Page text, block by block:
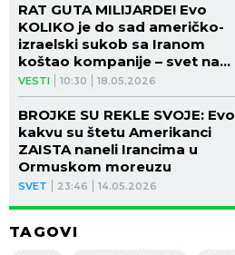
VESTI 10:30 18.05.2026
RAT GUTA MILIJARDE! Evo
KOLIKO je do sad američko-
izraelski sukob sa Iranom
koštao kompanije – svet na
ivici EKONOMSKOG HAOSA!
SVET 23:46 14.05.2026
BROJKE SU REKLE SVOJE: Evo
kakvu su štetu Amerikanci
ZAISTA naneli Irancima u
Ormuskom moreuzu
TAGOVI